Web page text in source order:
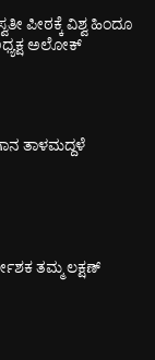
ಪೀಠಕ್ಕೆ ವಿಶ್ವ ಹಿಂದೂ
ಅಲೋಕ್
ತಾಳಮದ್ದಳೆ
ತಮ್ಮ ಲಕ್ಷಣ್